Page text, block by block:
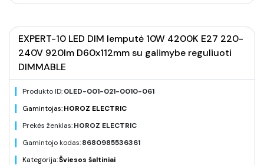
EXPERT-10 LED DIM lemputė 10W 4200K E27 220-
240V 920lm D60x112mm su galimybe reguliuoti
DIMMABLE
Produkto ID:0LED-001-021-0010-061
Gamintojas:HOROZ ELECTRIC
Prekės ženklas:HOROZ ELECTRIC
Gamintojo kodas:8680985536361
Kategorija:Šviesos šaltiniai